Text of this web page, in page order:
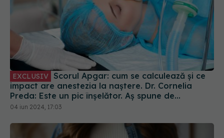
EXCLUSIV
impact are anestezia la naștere. Dr. Cornelia
Preda: Este un pic înșelător. Aș spune de
anestezia peridurală
04 iun 2024, 17:03